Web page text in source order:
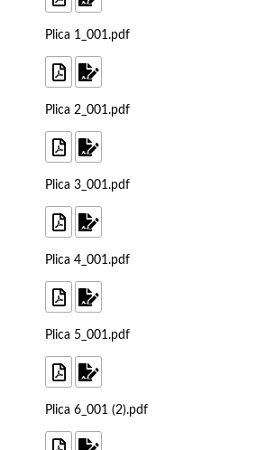
Plica 1_001.pdf
Plica 2_001.pdf
Plica 3_001.pdf
Plica 4_001.pdf
Plica 5_001.pdf
Plica 6_001 (2).pdf